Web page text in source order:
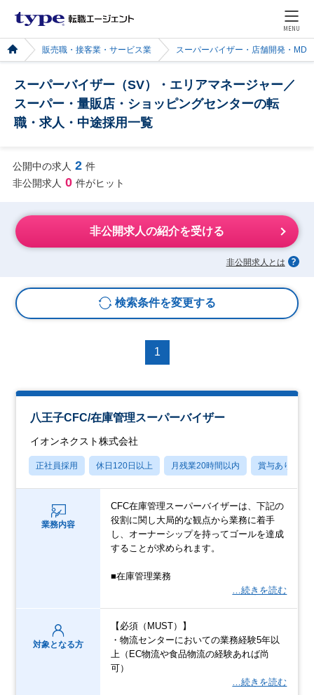
MENU
販売職・接客業・サービス業 スーパーバイザー・店舗開発・MD
スーパーバイザー（SV）・エリアマネージャー／
スーパー・量販店・ショッピングセンターの転
職・求人・中途採用一覧
公開中の求人 2 件
非公開求人 0 件がヒット
非公開求人の紹介を受ける
非公開求人とは
検索条件を変更する
1
八王子CFC/在庫管理スーパーバイザー
イオンネクスト株式会社
正社員採用 休日120日以上 月残業20時間以内 賞与あり
業務内容
CFC在庫管理スーパーバイザーは、下記の
役割に関し大局的な観点から業務に着手
し、オーナーシップを持ってゴールを達成
することが求められます。
■在庫管理業務
…続きを読む
対象となる方
【必須（MUST）】
・物流センターにおいての業務経験5年以
上（EC物流や食品物流の経験あれば尚
可）
…続きを読む